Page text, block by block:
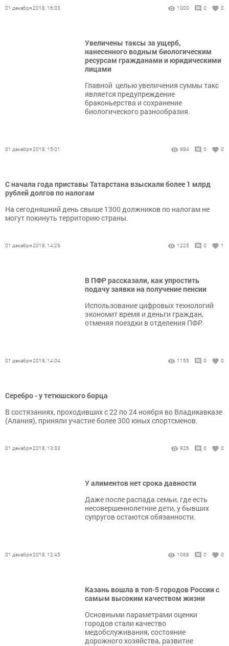
01 декабря 2018, 16:03 1000 0 0
Увеличены таксы за ущерб,
нанесенного водным биологическим
ресурсам гражданами и юридическими
лицами
Главной целью увеличения суммы такс
является предупреждение
браконьерства и сохранение
биологического разнообразия.
01 декабря 2018, 15:01 994 0 0
С начала года приставы Татарстана взыскали более 1 млрд
рублей долгов по налогам
На сегодняшний день свыше 1300 должников по налогам не
могут покинуть территорию страны.
01 декабря 2018, 14:26 1225 0 1
В ПФР рассказали, как упростить
подачу заявки на получение пенсии
Использование цифровых технологий
экономит время и деньги граждан,
отменяя поездки в отделения ПФР.
01 декабря 2018, 14:04 1155 0 0
Серебро - у тетюшского борца
В состязаниях, проходивших с 22 по 24 ноября во Владикавказе
(Алания), ­приняли участие более 300 юных спортсменов.
01 декабря 2018, 13:33 926 0 0
У алиментов нет срока давности
Даже после распада семьи, где есть
несовершеннолетние дети, у бывших
супругов остаются обязанности.
01 декабря 2018, 12:45 1068 0 0
Казань вошла в топ-5 городов России с
самым высоким качеством жизни
Основными параметрами оценки
городов стали качество
медобслуживания, состояние
дорожного хозяйства, развитие